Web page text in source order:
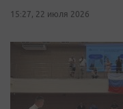
15:27, 22 июля 2026